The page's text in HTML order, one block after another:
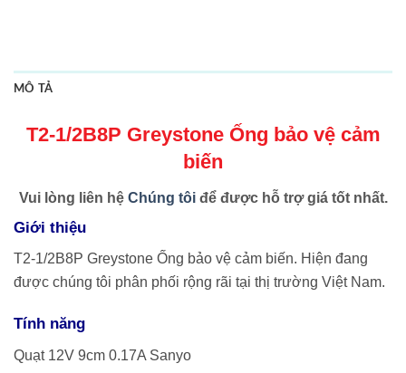
MÔ TẢ
T2-1/2B8P Greystone Ống bảo vệ cảm
biến
Vui lòng liên hệ Chúng tôi để được hỗ trợ giá tốt nhất.
Giới thiệu
T2-1/2B8P Greystone Ống bảo vệ cảm biến. Hiện đang
được chúng tôi phân phối rộng rãi tại thị trường Việt Nam.
Tính năng
Quạt 12V 9cm 0.17A Sanyo